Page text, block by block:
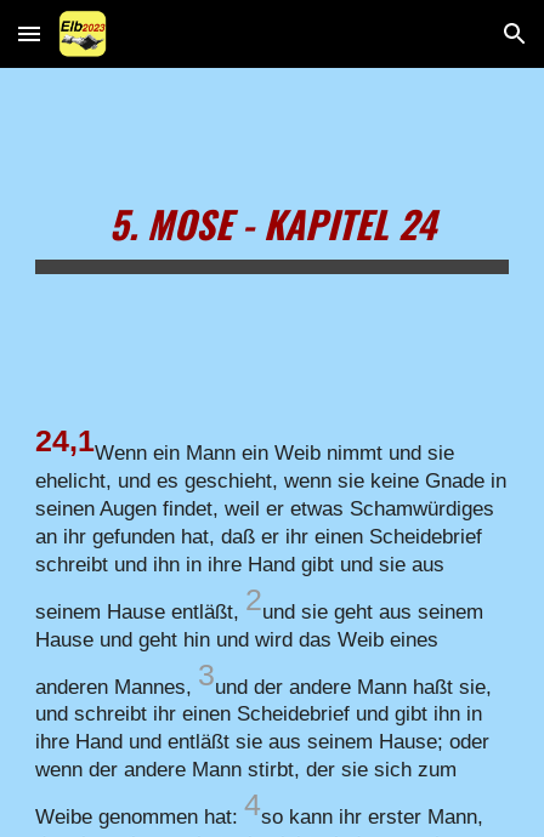
Skip to main content Skip to navigation
5. MOSE - KAPITEL 24
24,1Wenn ein Mann ein Weib nimmt und sie
ehelicht, und es geschieht, wenn sie keine Gnade in
seinen Augen findet, weil er etwas Schamwürdiges
an ihr gefunden hat, daß er ihr einen Scheidebrief
schreibt und ihn in ihre Hand gibt und sie aus
seinem Hause entläßt, 2und sie geht aus seinem
Hause und geht hin und wird das Weib eines
anderen Mannes, 3und der andere Mann haßt sie,
und schreibt ihr einen Scheidebrief und gibt ihn in
ihre Hand und entläßt sie aus seinem Hause; oder
wenn der andere Mann stirbt, der sie sich zum
Weibe genommen hat:4so kann ihr erster Mann,